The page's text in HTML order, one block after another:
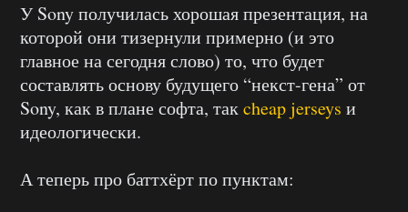
У Sony получилась хорошая презентация, на
которой они тизернули примерно (и это
главное на сегодня слово) то, что будет
составлять основу будущего “некст-гена” от
Sony, как в плане софта, такcheap jerseys и
идеологически.
А теперь про баттхёрт по пунктам: